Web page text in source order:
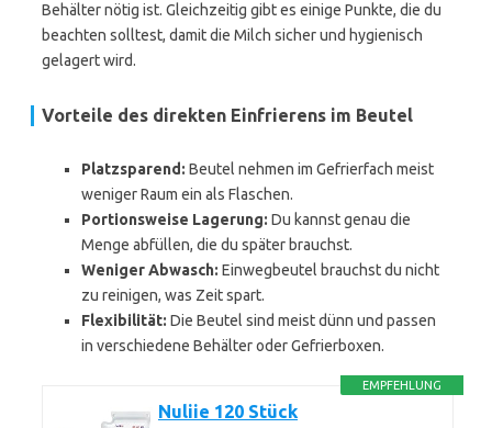
Behälter nötig ist. Gleichzeitig gibt es einige Punkte, die du
beachten solltest, damit die Milch sicher und hygienisch
gelagert wird.
Vorteile des direkten Einfrierens im Beutel
Platzsparend: Beutel nehmen im Gefrierfach meist
weniger Raum ein als Flaschen.
Portionsweise Lagerung: Du kannst genau die
Menge abfüllen, die du später brauchst.
Weniger Abwasch: Einwegbeutel brauchst du nicht
zu reinigen, was Zeit spart.
Flexibilität: Die Beutel sind meist dünn und passen
in verschiedene Behälter oder Gefrierboxen.
EMPFEHLUNG
Nuliie 120 Stück